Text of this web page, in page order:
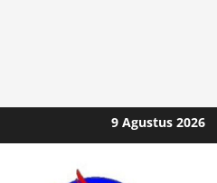
to
9 Agustus 2026